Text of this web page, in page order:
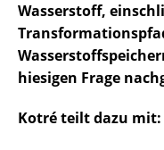
Wasserstoff,
hiesigen Frage
Kotré teilt dazu mit: